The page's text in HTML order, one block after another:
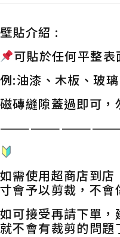
壁貼介紹 :
可貼於任何平整表
例:油漆、木板、玻
磁磚縫隙蓋過即可，
如需使用超商店到店
寸會予以剪裁，不會
如可接受再請下單，
就不會有裁剪的問題